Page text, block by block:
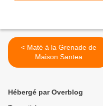
< Maté à la Grenade de
Maison Santea
Hébergé par Overblog